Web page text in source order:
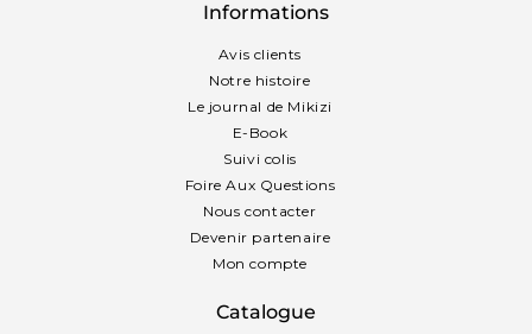
Informations
Avis clients
Notre histoire
Le journal de Mikizi
E-Book
Suivi colis
Foire Aux Questions
Nous contacter
Devenir partenaire
Mon compte
Catalogue